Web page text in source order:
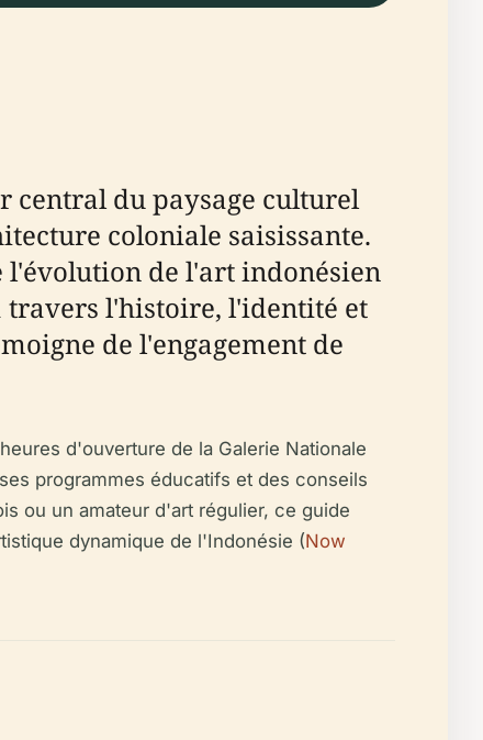
central du paysage culturel
coloniale saisissante.
l'évolution de l'art indonésien
travers l'histoire, l'identité et
de l'engagement de
d'ouverture de la Galerie Nationale
programmes éducatifs et des conseils
ou un amateur d'art régulier, ce guide
dynamique de l'Indonésie (Now